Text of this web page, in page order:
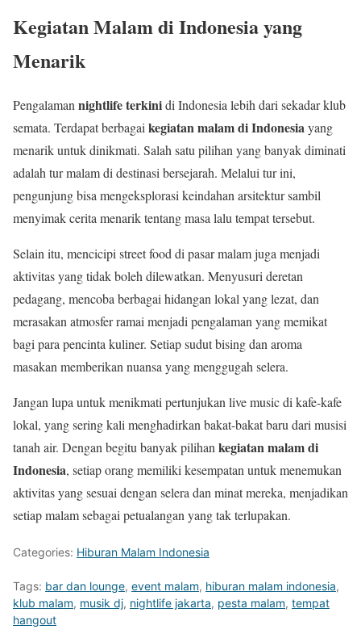
Kegiatan Malam di Indonesia yang
Menarik
Pengalaman nightlife terkinidi Indonesia lebih dari sekadar klub
semata. Terdapat berbagai kegiatan malam di Indonesiayang
menarik untuk dinikmati. Salah satu pilihan yang banyak diminati
adalah tur malam di destinasi bersejarah. Melalui tur ini,
pengunjung bisa mengeksplorasi keindahan arsitektur sambil
menyimak cerita menarik tentang masa lalu tempat tersebut.
Selain itu, mencicipi street food di pasar malam juga menjadi
aktivitas yang tidak boleh dilewatkan. Menyusuri deretan
pedagang, mencoba berbagai hidangan lokal yang lezat, dan
merasakan atmosfer ramai menjadi pengalaman yang memikat
bagi para pencinta kuliner. Setiap sudut bising dan aroma
masakan memberikan nuansa yang menggugah selera.
Jangan lupa untuk menikmati pertunjukan live music di kafe-kafe
lokal, yang sering kali menghadirkan bakat-bakat baru dari musisi
tanah air. Dengan begitu banyak pilihan kegiatan malam di
Indonesia, setiap orang memiliki kesempatan untuk menemukan
aktivitas yang sesuai dengan selera dan minat mereka, menjadikan
setiap malam sebagai petualangan yang tak terlupakan.
Categories: Hiburan Malam Indonesia
Tags: bar dan lounge, event malam, hiburan malam indonesia,
klub malam, musik dj, nightlife jakarta, pesta malam, tempat
hangout